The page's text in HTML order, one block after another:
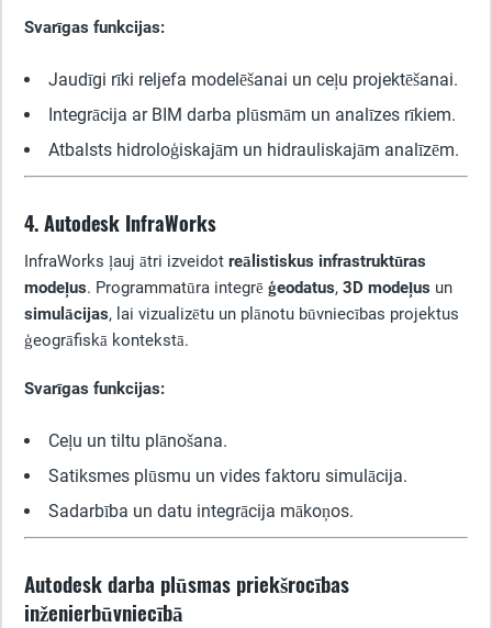
Svarīgas funkcijas:
Jaudīgi rīki reljefa modelēšanai un ceļu projektēšanai.
Integrācija ar BIM darba plūsmām un analīzes rīkiem.
Atbalsts hidroloģiskajām un hidrauliskajām analīzēm.
4. Autodesk InfraWorks
InfraWorks ļauj ātri izveidot reālistiskus infrastruktūras
modeļus. Programmatūra integrē ģeodatus, 3D modeļus un
simulācijas, lai vizualizētu un plānotu būvniecības projektus
ģeogrāfiskā kontekstā.
Svarīgas funkcijas:
Ceļu un tiltu plānošana.
Satiksmes plūsmu un vides faktoru simulācija.
Sadarbība un datu integrācija mākoņos.
Autodesk darba plūsmas priekšrocības
inženierbūvniecībā